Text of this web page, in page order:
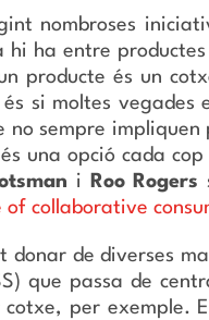
nombroses
ha entre
producte és un
si moltes vegades
sempre
una opció cada
i Roo Rogers
of collaborative
donar de diverses
que passa de
per exemple.